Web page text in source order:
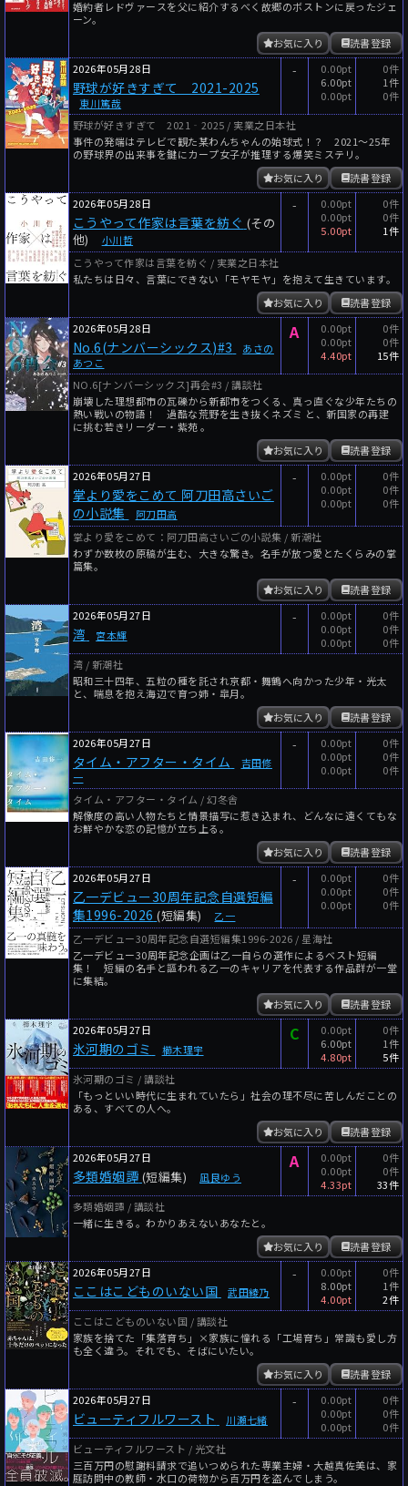
婚約者レドヴァースを父に紹介するべく故郷のボストンに戻ったジェ
ーン。
読書登録
お気に入り
2026年05月28日
野球が好きすぎて 2021-2025
東川篤哉
-
0.00pt
6.00pt
0.00pt
0件
1件
0件
野球が好きすぎて 2021‐2025 / 実業之日本社
事件の発端はテレビで観た某わんちゃんの始球式！？ 2021〜25年
の野球界の出来事を鍵にカープ女子が推理する爆笑ミステリ。
読書登録
お気に入り
2026年05月28日
こうやって作家は言葉を紡ぐ (その
他)
小川哲
-
0.00pt
0.00pt
5.00pt
0件
0件
1件
こうやって作家は言葉を紡ぐ / 実業之日本社
私たちは日々、言葉にできない「モヤモヤ」を抱えて生きています。
読書登録
お気に入り
2026年05月28日
No.6(ナンバーシックス)#3
あさの
あつこ
A
0.00pt
0.00pt
4.40pt
0件
0件
15件
NO.6[ナンバーシックス]再会#3 / 講談社
崩壊した理想都市の瓦礫から新都市をつくる、真っ直ぐな少年たちの
熱い戦いの物語！ 過酷な荒野を生き抜くネズミ と、新国家の再建
に挑む若きリーダー・紫苑 。
読書登録
お気に入り
2026年05月27日
掌より愛をこめて 阿刀田高さいご
の小説集
阿刀田高
-
0.00pt
0.00pt
0.00pt
0件
0件
0件
掌より愛をこめて：阿刀田高さいごの小説集 / 新潮社
わずか数枚の原稿が生む、大きな驚き。名手が放つ愛とたくらみの掌
篇集。
読書登録
お気に入り
2026年05月27日
湾 宮本輝
-
0.00pt
0.00pt
0.00pt
0件
0件
0件
湾 / 新潮社
昭和三十四年、五粒の種を託され京都・舞鶴へ向かった少年・光太
と、喘息を抱え海辺で育つ姉・皐月。
読書登録
お気に入り
2026年05月27日
タイム・アフター・タイム
吉田修
一
-
0.00pt
0.00pt
0.00pt
0件
0件
0件
タイム・アフター・タイム / 幻冬舎
解像度の高い人物たちと情景描写に惹き込まれ、どんなに遠くてもな
お鮮やかな恋の記憶が立ち上る。
読書登録
お気に入り
2026年05月27日
乙一デビュー30周年記念自選短編
集1996-2026 (短編集) 乙一
-
0.00pt
0.00pt
0.00pt
0件
0件
0件
乙一デビュー30周年記念自選短編集1996-2026 / 星海社
乙一デビュー30周年記念企画は乙一自らの選作によるベスト短編
集！ 短編の名手と謳われる乙一のキャリアを代表する作品群が一堂
に集結。
読書登録
お気に入り
2026年05月27日
氷河期のゴミ 櫛木理宇
C
0.00pt
6.00pt
4.80pt
0件
1件
5件
氷河期のゴミ / 講談社
「もっといい時代に生まれていたら」社会の理不尽に苦しんだことの
ある、すべての人へ。
読書登録
お気に入り
2026年05月27日
多類婚姻譚 (短編集) 凪良ゆう
A
0.00pt
0.00pt
4.33pt
0件
0件
33件
多類婚姻譚 / 講談社
一緒に生きる。わかりあえないあなたと。
読書登録
お気に入り
2026年05月27日
ここはこどものいない国 武田綾乃
-
0.00pt
8.00pt
4.00pt
0件
1件
2件
ここはこどものいない国 / 講談社
家族を捨てた「集落育ち」×家族に憧れる「工場育ち」常識も愛し方
も全く違う。それでも、そばにいたい。
読書登録
お気に入り
2026年05月27日
ビューティフルワースト 川瀬七緒
-
0.00pt
0.00pt
0.00pt
0件
0件
0件
ビューティフルワースト / 光文社
三百万円の慰謝料請求で追いつめられた専業主婦・大越真佐美は、家
庭訪問中の教師・水口の荷物から百万円を盗んでしまう。